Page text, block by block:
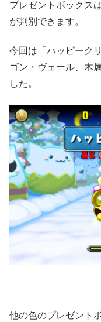
プレゼントボックス
が判別できます。
今回は「ハッピーク
ゴン・ヴェール、木
した。
他の色のプレゼント